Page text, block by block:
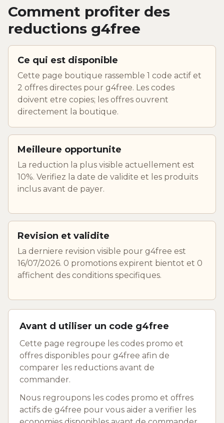
Comment profiter des
reductions g4free
Ce qui est disponible
Cette page boutique rassemble 1 code actif et
2 offres directes pour g4free. Les codes
doivent etre copies; les offres ouvrent
directement la boutique.
Meilleure opportunite
La reduction la plus visible actuellement est
10%. Verifiez la date de validite et les produits
inclus avant de payer.
Revision et validite
La derniere revision visible pour g4free est
16/07/2026. 0 promotions expirent bientot et 0
affichent des conditions specifiques.
Avant d utiliser un code g4free
Cette page regroupe les codes promo et
offres disponibles pour g4free afin de
comparer les reductions avant de
commander.
Nous regroupons les codes promo et offres
actifs de g4free pour vous aider a verifier les